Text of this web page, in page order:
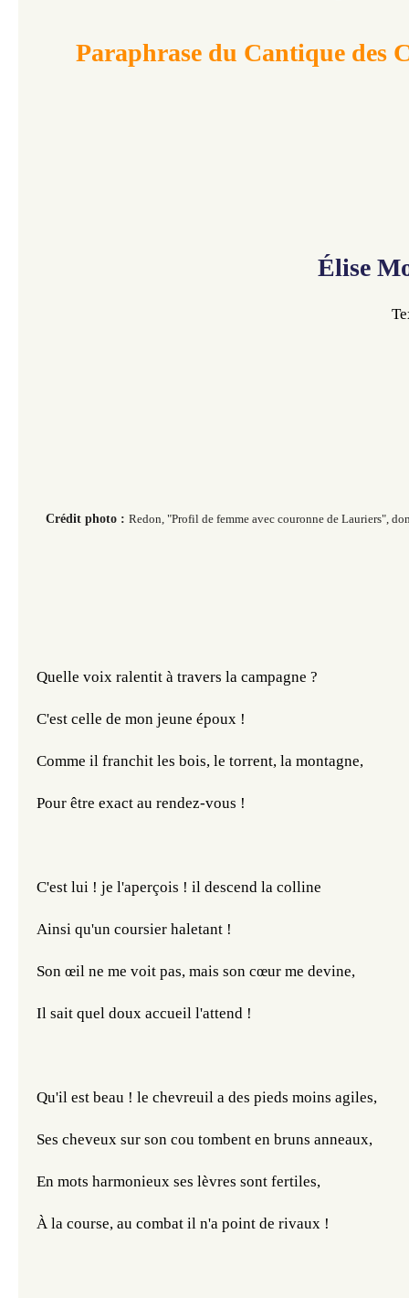
Paraphrase du Cantique des
Élise
Crédit photo : Redon, "Profil de femme avec couronne de Lauriers",
Quelle voix ralentit à travers la campagne ?
C'est celle de mon jeune époux !
Comme il franchit les bois, le torrent, la montagne,
Pour être exact au rendez-vous !
C'est lui ! je l'aperçois ! il descend la colline
Ainsi qu'un coursier haletant !
Son œil ne me voit pas, mais son cœur me devine,
Il sait quel doux accueil l'attend !
Qu'il est beau ! le chevreuil a des pieds moins agiles,
Ses cheveux sur son cou tombent en bruns anneaux,
En mots harmonieux ses lèvres sont fertiles,
À la course, au combat il n'a point de rivaux !